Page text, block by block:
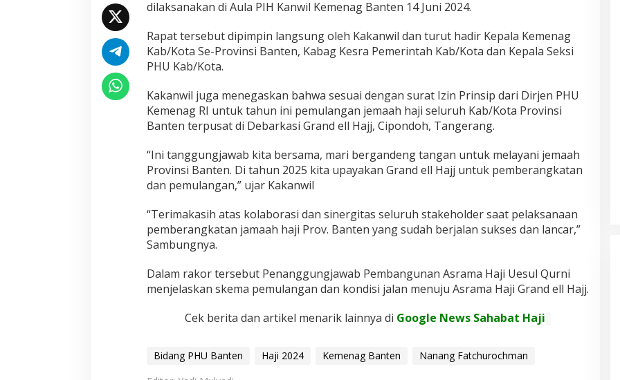
i
a
h
4
4
5
dilaksanakan di Aula PIH Kanwil Kemenag Banten 14 Juni 2024.
Rapat tersebut dipimpin langsung oleh Kakanwil dan turut hadir Kepala Kemenag
Kab/Kota Se-Provinsi Banten, Kabag Kesra Pemerintah Kab/Kota dan Kepala Seksi
PHU Kab/Kota.
Kakanwil juga menegaskan bahwa sesuai dengan surat Izin Prinsip dari Dirjen PHU
Kemenag RI untuk tahun ini pemulangan jemaah haji seluruh Kab/Kota Provinsi
Banten terpusat di Debarkasi Grand ell Hajj, Cipondoh, Tangerang.
“Ini tanggungjawab kita bersama, mari bergandeng tangan untuk melayani jemaah
Provinsi Banten. Di tahun 2025 kita upayakan Grand ell Hajj untuk pemberangkatan
dan pemulangan,” ujar Kakanwil
“Terimakasih atas kolaborasi dan sinergitas seluruh stakeholder saat pelaksanaan
pemberangkatan jamaah haji Prov. Banten yang sudah berjalan sukses dan lancar,”
Sambungnya.
Dalam rakor tersebut Penanggungjawab Pembangunan Asrama Haji Uesul Qurni
menjelaskan skema pemulangan dan kondisi jalan menuju Asrama Haji Grand ell Hajj.
Cek berita dan artikel menarik lainnya di Google News Sahabat Haji
Bidang PHU Banten Haji 2024 Kemenag Banten
Nanang Fatchurochman
Kemenhaj Umumkan Daftar
Jemaah Haji 2027